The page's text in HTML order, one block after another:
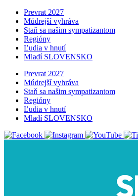
Prevrat 2027
Múdrejší vyhráva
Staň sa našim sympatizantom
Regióny
Ľudia v hnutí
Mladí SLOVENSKO
Prevrat 2027
Múdrejší vyhráva
Staň sa našim sympatizantom
Regióny
Ľudia v hnutí
Mladí SLOVENSKO